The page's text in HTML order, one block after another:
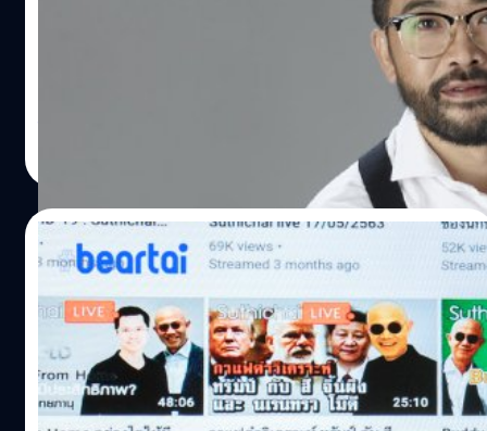
ในยุคที่ใคร ๆ ก็เป็นครีเอเตอร์ หรือผู้สร้างสรรค์ผลงานออกสู่
สายตาผู้ชมออนไลน์ มีคอนเทนต์มากมายให้เลือกสรรและ
ติดตามกัน แต่จะมีสักกี่คอนเทนต์ หรือนักสร้างสรรค์กี่ราย ที่
จะมีเอกลักษณ์ทางด้านการนำเสนอเนื้อหา หรือรูปแบบ
รายการที่ไม่ซ้ำใคร และสามารถดึงดูดสายตาคุณผู้ชมหลาย
ต่อหลายท่านได้ จนนำไปสู่การสร้างรายได้จากคอนเทนต์
เหล่านั้น แน่นอนว่า 'น้าเน็ก' หรือ เกตุเสพสวัสดิ์ ปาลกะวงศ์ ณ
อยุธยา พิธีกรผู้มากความสามารถ ถือเป็นหนึ่งในครีเอเตอร์ผู้
สร้างสรรค์เนื้อหาออนไลน์ที่มีผู้ติดตามเป็นจำนวนมาก จาก
ประสบการณ์ที่สะสมมานานจากการทำรายการบนหน้าจอทีวี
ทั้งเบื้องหน้าและเบื้องหลังร่วม ๆ 30 ปี สู่วันที่น้าเน็กหันมาผลิต
คอนเทนต์ต่าง ๆ ลงในช่องทางออนไลน์และมีผู้ชมเป็นจำนวน
มาก ทั้งในแบบถ่ายทอดสด หรือจะอัดเทปแล้วผ่านการตัดต่อ
ก็ตาม จากความสำเร็จที่ว่ามานี้ เฟซบุ๊ก ผู้ให้บริการโซเชียลมี
เดียอันดับหนึ่งของโลก ในฐานะเจ้าของพื้นที่ที่เปิดกว้างให้เห
ล่าครีเอเตอร์ทั้งหลายได้ใช้พื้นที่ในการนำเสนอผลงาน ได้
21/08/2020
TikTok ก็เล่าข่าวได้! : การปรับตัวให้ทันโลก
ออนไลน์อยู่เสมอของ “สุทธิชัย หยุ่น”
หมายเหตุ : สรุปไฮไลต์จาก Session “Journalism 4.0 : Make
Thai Journalism great again″ โดย “สุทธิชัย หยุ่น” จาก
งาน iCREATOR CONFERENCE 2020 วันศุกร์ที่ 21 สิงหาคม